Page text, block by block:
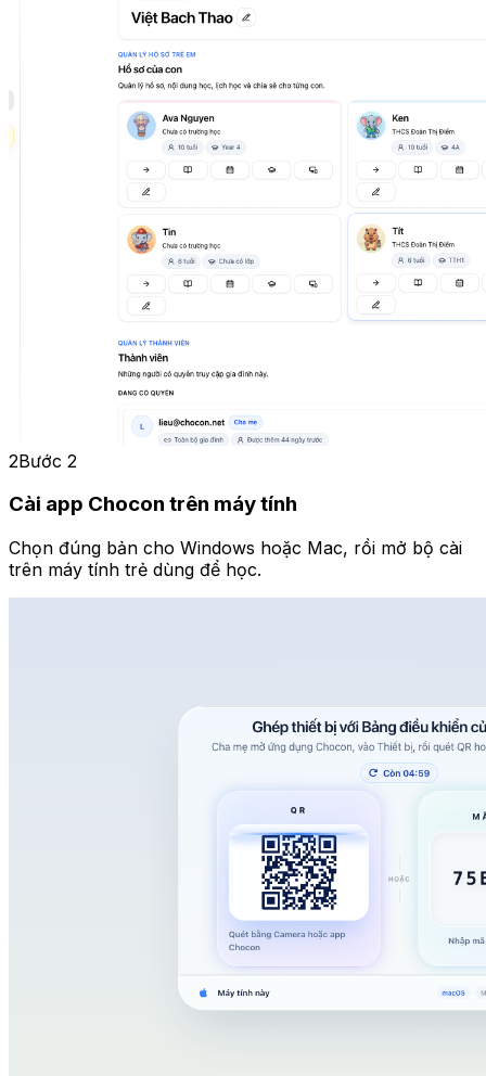
2Bước 2
Cài app Chocon trên máy tính
Chọn đúng bản cho Windows hoặc Mac, rồi mở bộ cài
trên máy tính trẻ dùng để học.